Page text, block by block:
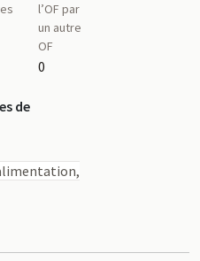
l’OF par
un autre
OF
0
de